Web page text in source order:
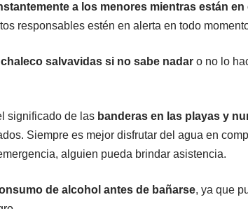
a los menores mientras están
responsables estén en alerta en todo
chaleco salvavidas si no sabe nadar o no lo
significado de las banderas en las playas y
Siempre es mejor disfrutar del agua en
alguien pueda brindar asistencia.
de alcohol antes de bañarse, ya que